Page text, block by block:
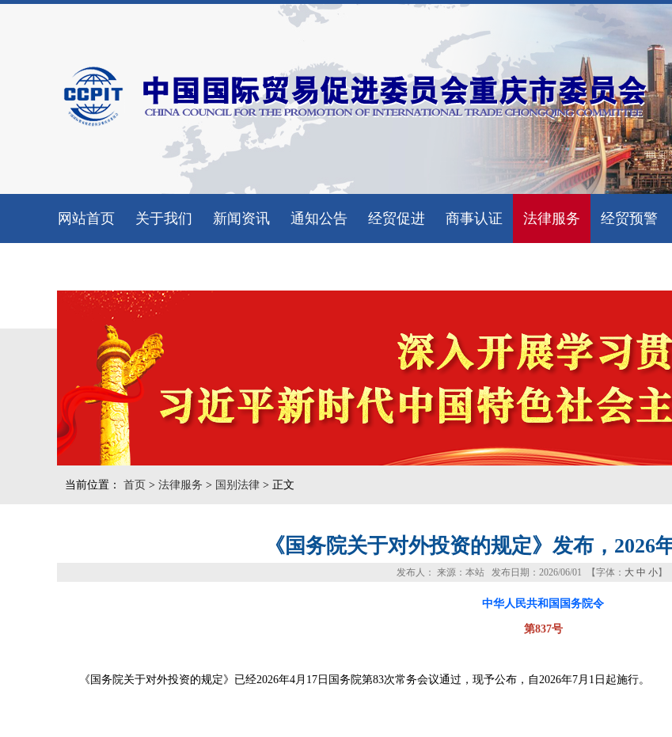
网站首页 关于我们 新闻资讯 通知公告 经贸促进 商事认证 法律服务 经贸预警
当前位置： 首页 > 法律服务 > 国别法律 > 正文
《国务院关于对外投资的规定》发布，2026
发布人： 来源：本站 发布日期：2026/06/01 【字体： 大 中 小】
中华人民共和国国务院令
第837号
《国务院关于对外投资的规定》已经2026年4月17日国务院第83次常务会议通过，现予公布，自2026年7月1日起施行。